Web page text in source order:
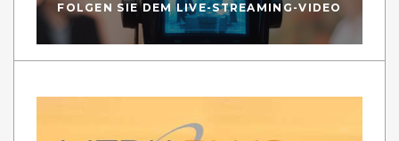
FOLGEN SIE DEM LIVE-STREAMING-VIDEO